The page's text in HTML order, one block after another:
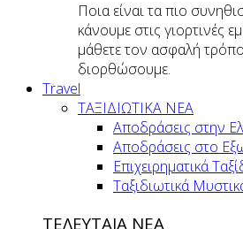
Ποια είναι τα πιο
κάνουμε στις γιορτινές
μάθετε τον ασφαλή
διορθώσουμε.
Travel
ΤΑΞΙΔΙΩΤΙΚΑ ΝΕΑ
Αποδράσεις στην
Αποδράσεις στο
Επιχειρηματικά
Ταξιδιωτικά
ΤΕΛΕΥΤΑΙΑ ΝΕΑ